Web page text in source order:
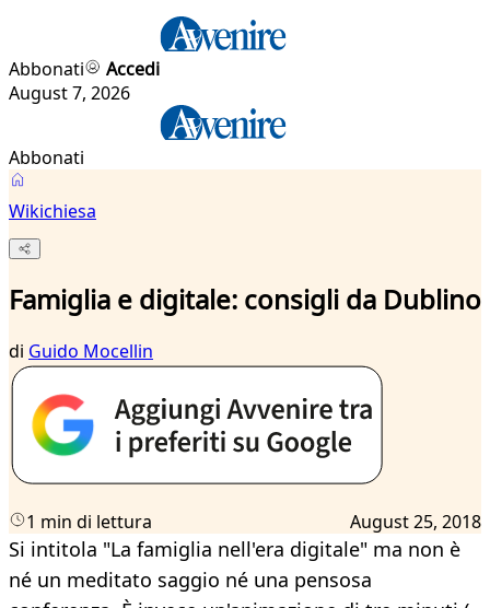
Abbonati
Accedi
August 7, 2026
Abbonati
Wikichiesa
Famiglia e digitale: consigli da Dublino
di Guido Mocellin
1 min di lettura August 25, 2018
Si intitola "La famiglia nell'era digitale" ma non è
né un meditato saggio né una pensosa